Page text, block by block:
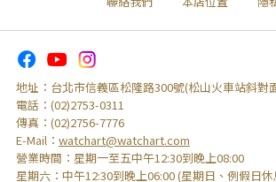
地址： 台北市信義區松隆路300號(松山火車站斜對
電話： (02)2753-0311
傳真： (02)2756-7776
E-Mail： watchart@watchart.com
營業時間： 星期一至五中午12:30到晚上08:00
星期六： 中午12:30到晚上06:00 (星期日、例假日休